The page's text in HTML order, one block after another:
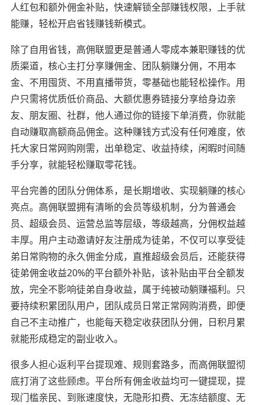
人红包和额外佣金补贴，快速解锁全部赚钱权限，上手就
能赚，轻松开启省钱赚钱新模式。
除了自用省钱，高佣联盟更是普通人零成本兼职赚钱的优
质渠道，核心主打分享赚佣金、团队躺赚分佣，不用本
金、不用囤货、不用直播带货，零基础也能轻松操作。用
户只需将优质低价商品、大额优惠券链接分享给身边亲
友、朋友圈、社群，他人通过你的链接下单消费，你就能
自动赚取高额商品佣金。这种赚钱方式没有任何难度，依
托大家日常网购刚需，出单稳定、收益持续，闲暇时间随
手分享，就能轻松赚取零花钱。
平台完善的团队分佣体系，是长期增收、实现躺赚的核心
亮点。高佣联盟拥有清晰的会员等级机制，分为普通会
员、超级会员、运营总监等层级，等级越高，分佣权益越
丰厚。用户主动邀请好友注册成为徒弟，不仅可以享受徒
弟日常购物的永久佣金分成，直推超级会员后，还能获得
徒弟佣金收益20%的平台额外补贴，该补贴由平台全额发
放，完全不影响徒弟自身收益，属于纯被动躺赚福利。只
要持续积累团队用户，团队成员日常正常网购消费，即便
自己不主动推广，也能每天稳定收获团队分佣，日积月累
就能形成稳定的副业收入。
很多人担心返利平台提现难、规则套路多，而高佣联盟彻
底打消了这些顾虑。平台所有佣金收益均可一键提现，提
现门槛亲民、到账速度快，无隐形扣费、无冻结额度、无